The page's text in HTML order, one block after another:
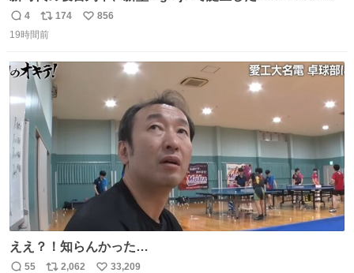
さに走るカプセルホテルといった感じで、一人旅で利用す
るのにはちょうどいい設備。 他の人も言ってましたが、サ
返
信
4
リ
ポ
ト
174
い
856
19時間前
ええ？！知らんかった…
55 2,062
33,209